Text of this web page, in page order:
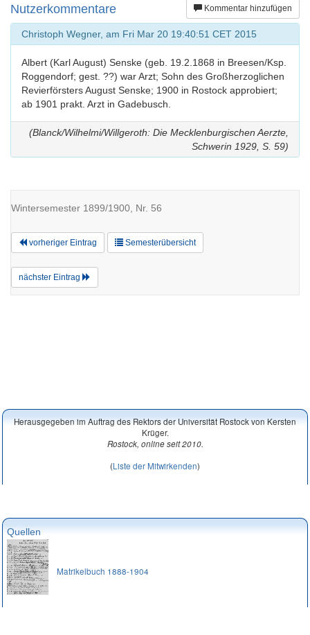
Kommentar hinzufügen
Nutzerkommentare
Christoph Wegner, am Fri Mar 20 19:40:51 CET 2015
Albert (Karl August) Senske (geb. 19.2.1868 in Breesen/Ksp.
Roggendorf; gest. ??) war Arzt; Sohn des Großherzoglichen
Revierförsters August Senske; 1900 in Rostock approbiert;
ab 1901 prakt. Arzt in Gadebusch.
(Blanck/Wilhelmi/Willgeroth: Die Mecklenburgischen Aerzte,
Schwerin 1929, S. 59)
Wintersemester 1899/1900, Nr. 56
vorheriger Eintrag Semesterübersicht
nächster Eintrag
Herausgegeben im Auftrag des Rektors der Universität Rostock von Kersten
Krüger.
Rostock, online seit 2010.
(Liste der Mitwirkenden)
Quellen
Matrikelbuch 1888-1904